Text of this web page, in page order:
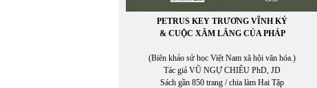
PETRUS KEY TRƯƠNG VĨNH KÝ
& CUỘC XÂM LĂNG CỦA PHÁP
(Biên khảo sử học Việt Nam xã hội văn hóa.)
Tác giả VŨ NGỰ CHIÊU PhD, JD
Sách gần 850 trang / chia làm Hai Tập